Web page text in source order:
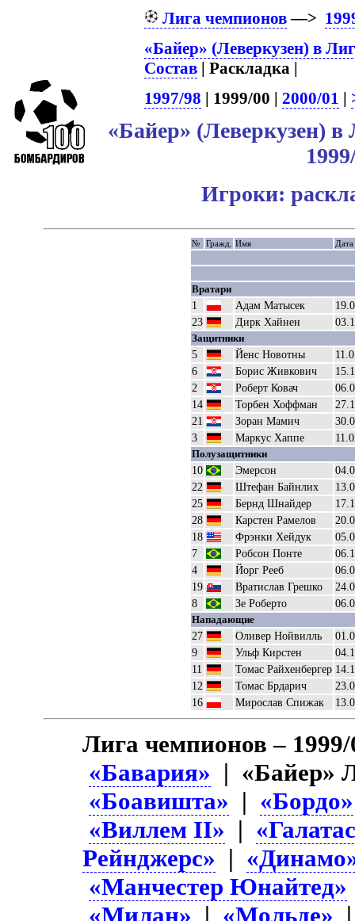
Лига чемпионов—>
«Байер» (Леверкузен) в
Состав | Раскладка |
1997/98 | 1999/00 | 2000/01 |
«Байер» (Леверкузен)
Игроки:
№ Гражд. Имя
Вратари
1 Адам Матысек
23
Дирк Хайнен
Защитники
5 Йенс Новотны
6
Борис Живкович
2
Роберт Ковач
14
Торбен Хоффман
21
Зоран Мамич
3
Маркус Хаппе
Полузащитники
10 Эмерсон
22
Штефан Байнлих
25
Бернд Шнайдер
28
Карстен Рамелов
18
Фрэнки Хейдук
7
Робсон Понте
4
Йорг Рееб
19
Вратислав Грешко
8
Зе Роберто
Нападающие
27 Оливер Нойвилль
9
Ульф Кирстен
11
Томас Райхенбергер
12
Томас Брдарич
16
Мирослав Спижак
Лига чемпионов –
«Бавария» | «Байер»
«Боавишта» | «Бордо»
«Виллем II» |
Рейнджерс» |
«Манчестер Юнайтед»
«Милан» | «Мольде»